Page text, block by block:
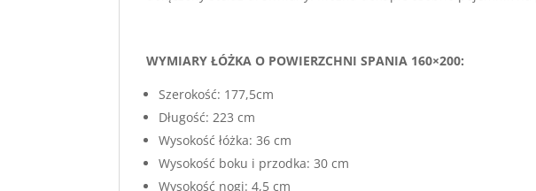
WYMIARY ŁÓŻKA O POWIERZCHNI SPANIA 160×200:
Szerokość: 177,5cm
Długość: 223 cm
Wysokość łóżka: 36 cm
Wysokość boku i przodka: 30 cm
Wysokość nogi: 4,5 cm